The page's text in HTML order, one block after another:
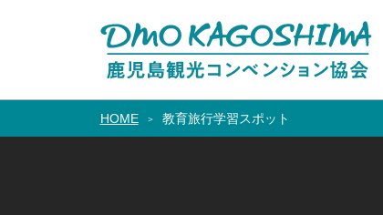
HOME 教育旅行学習スポット